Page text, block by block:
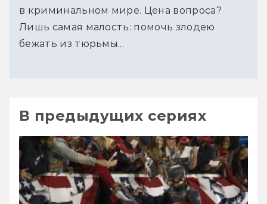
в криминальном мире. Цена вопроса?
Лишь самая малость: помочь злодею
бежать из тюрьмы...
В предыдущих сериях